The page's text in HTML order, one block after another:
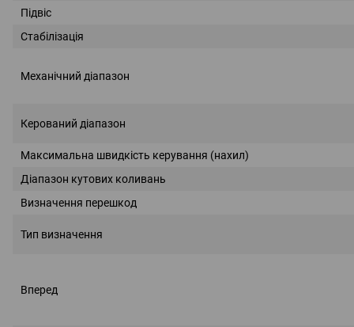
Підвіс
Стабілізація
Механічний діапазон
Керований діапазон
Максимальна швидкість керування (нахил)
Діапазон кутових коливань
Визначення перешкод
Тип визначення
Вперед